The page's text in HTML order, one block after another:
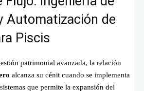
Automatización de
Piscis
patrimonial avanzada, la relación
alcanza su cénit cuando se implementa
que permite la expansión del